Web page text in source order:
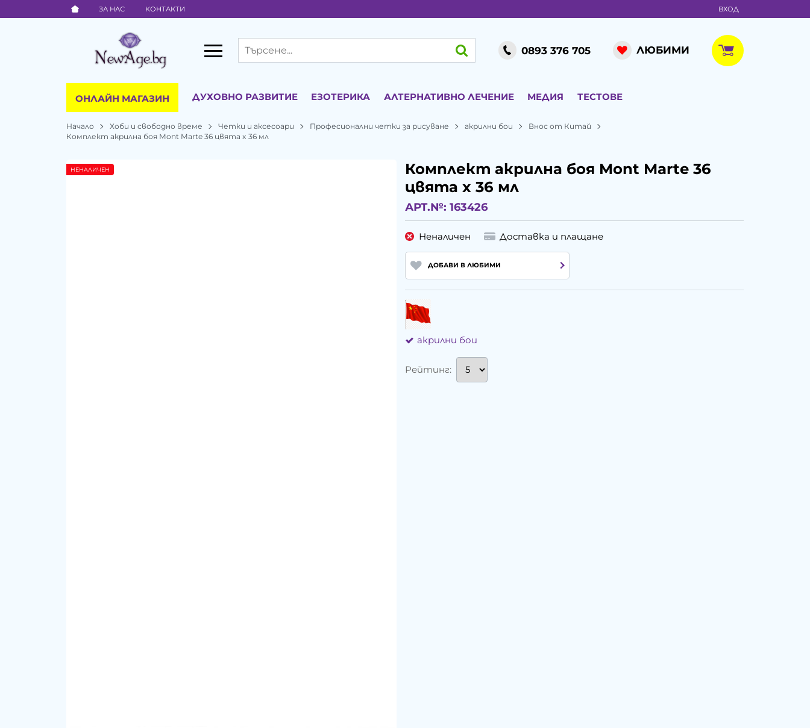
ЗА НАС КОНТАКТИ ВХОД
0893 376 705 ЛЮБИМИ
ОНЛАЙН МАГАЗИН ДУХОВНО РАЗВИТИЕ ЕЗОТЕРИКА АЛТЕРНАТИВНО ЛЕЧЕНИЕ МЕДИЯ ТЕСТОВЕ
Начало Хоби и свободно време Четки и аксесоари Професионални четки за рисуване акрилни бои
Внос от Китай
Комплект акрилна боя Mont Marte 36 цвята x 36 мл
Комплект акрилна боя Mont Marte 36
цвята x 36 мл
АРТ.№: 163426
НЕНАЛИЧЕН
Неналичен Доставка и плащане
ДОБАВИ В ЛЮБИМИ
акрилни бои
Рейтинг: